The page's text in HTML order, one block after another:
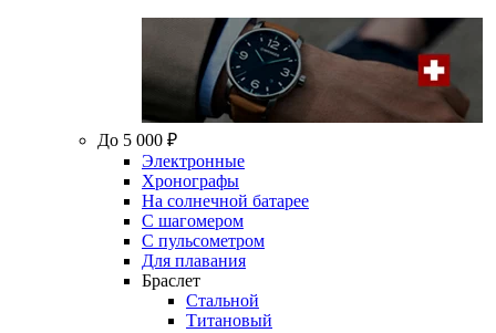
До 5 000 ₽
Электронные
Хронографы
На солнечной батарее
С шагомером
С пульсометром
Для плавания
Браслет
Стальной
Титановый